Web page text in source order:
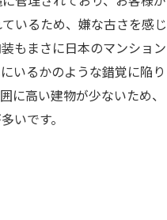
いるため、嫌な古さを感じ
もまさに日本のマンション
いるかのような錯覚に陥り
に高い建物が少ないため、
いです。